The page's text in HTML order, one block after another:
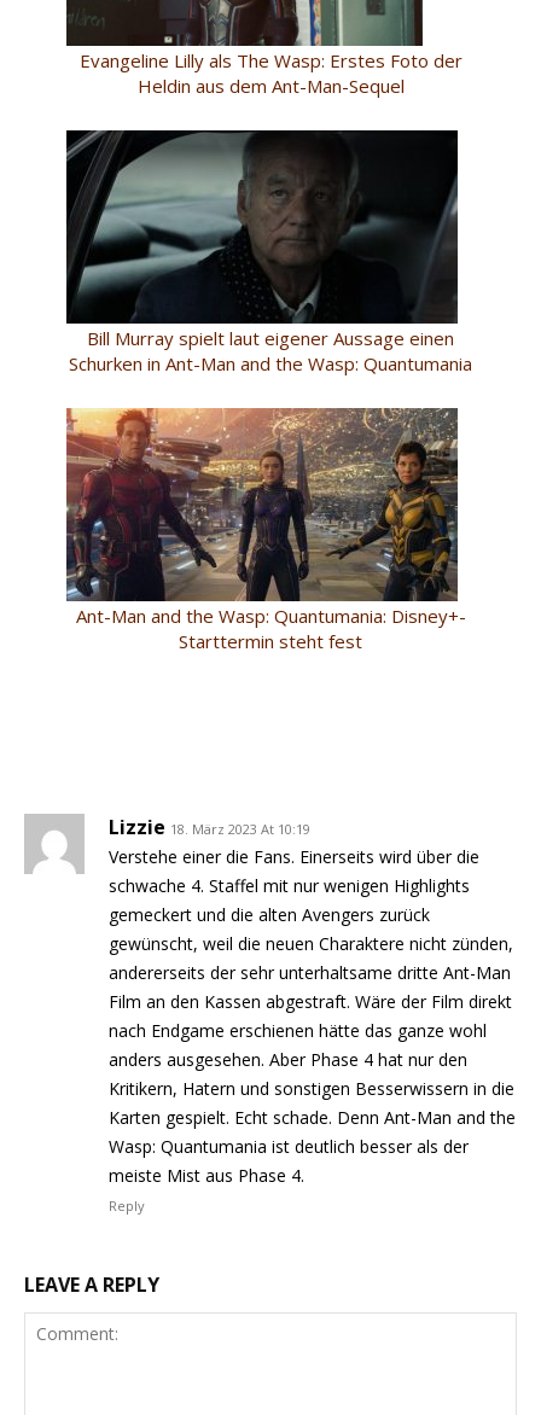
Evangeline Lilly als The Wasp: Erstes Foto der
Heldin aus dem Ant-Man-Sequel
Bill Murray spielt laut eigener Aussage einen
Schurken in Ant-Man and the Wasp: Quantumania
Ant-Man and the Wasp: Quantumania: Disney+-
Starttermin steht fest
Lizzie 18. März 2023 At 10:19
Verstehe einer die Fans. Einerseits wird über die
schwache 4. Staffel mit nur wenigen Highlights
gemeckert und die alten Avengers zurück
gewünscht, weil die neuen Charaktere nicht zünden,
andererseits der sehr unterhaltsame dritte Ant-Man
Film an den Kassen abgestraft. Wäre der Film direkt
nach Endgame erschienen hätte das ganze wohl
anders ausgesehen. Aber Phase 4 hat nur den
Kritikern, Hatern und sonstigen Besserwissern in die
Karten gespielt. Echt schade. Denn Ant-Man and the
Wasp: Quantumania ist deutlich besser als der
meiste Mist aus Phase 4.
Reply
LEAVE A REPLY